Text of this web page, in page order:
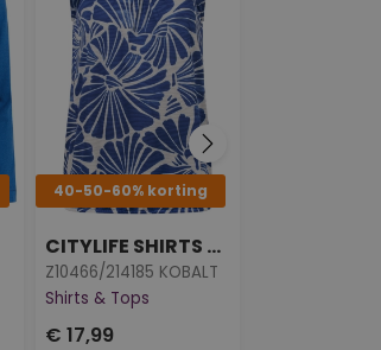
40-50-60% korting
CITYLIFE SHIRTS & TOPS
Z10466/214185 KOBALT
Shirts & Tops
€ 17,99